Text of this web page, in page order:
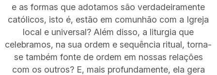
e as formas que adotamos são verdadeiramente
católicos, isto é, estão em comunhão com a Igreja
local e universal? Além disso, a liturgia que
celebramos, na sua ordem e sequência ritual, torna-
se também fonte de ordem em nossas relações
com os outros? E, mais profundamente, ela gera